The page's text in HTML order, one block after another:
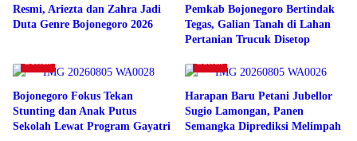
Resmi, Ariezta dan Zahra Jadi
Duta Genre Bojonegoro 2026
Pemkab Bojonegoro Bertindak
Tegas, Galian Tanah di Lahan
Pertanian Trucuk Disetop
Bojonegoro Fokus Tekan
Stunting dan Anak Putus
Sekolah Lewat Program Gayatri
Harapan Baru Petani Jubellor
Sugio Lamongan, Panen
Semangka Diprediksi Melimpah